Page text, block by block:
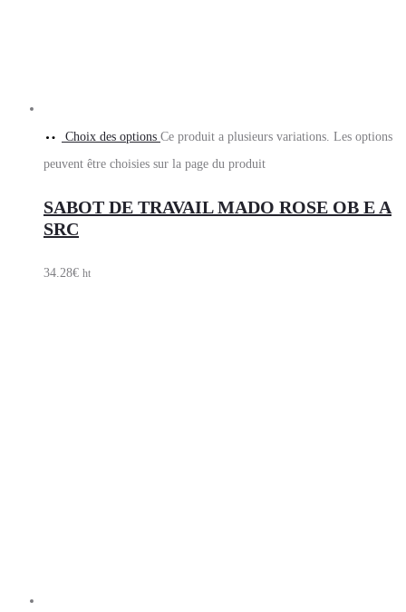
Choix des options Ce produit a plusieurs variations. Les options
peuvent être choisies sur la page du produit
SABOT DE TRAVAIL MADO ROSE OB E A
SRC
34.28€ ht